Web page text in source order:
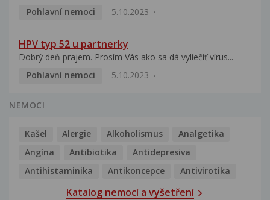
Pohlavní nemoci
5.10.2023
HPV typ 52 u partnerky
Dobrý deň prajem. Prosím Vás ako sa dá vyliečiť vírus...
Pohlavní nemoci
5.10.2023
NEMOCI
Kašel Alergie Alkoholismus
Analgetika
Angína
Antibiotika
Antidepresiva
Antihistaminika
Antikoncepce Antivirotika
Katalog nemocí a vyšetření